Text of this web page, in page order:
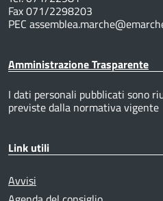
Fax 071/2298203
PEC
Amministrazione Trasparente
I dati personali pubblicati sono
previste dalla normativa vigente
Link utili
Avvisi